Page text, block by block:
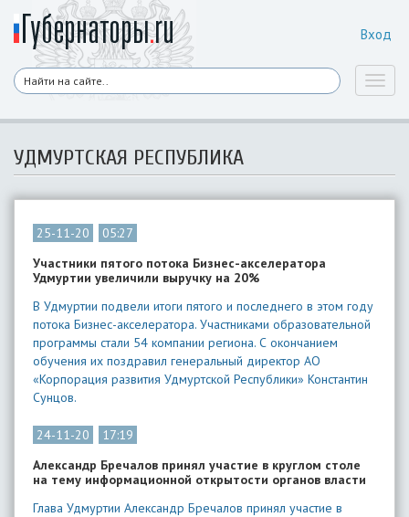
Вход
УДМУРТСКАЯ РЕСПУБЛИКА
25-11-20
05:27
Участники пятого потока Бизнес-акселератора
Удмуртии увеличили выручку на 20%
В Удмуртии подвели итоги пятого и последнего в этом году
потока Бизнес-акселератора. Участниками образовательной
программы стали 54 компании региона. С окончанием
обучения их поздравил генеральный директор АО
«Корпорация развития Удмуртской Республики» Константин
Сунцов.
24-11-20
17:19
Александр Бречалов принял участие в круглом столе
на тему информационной открытости органов власти
Глава Удмуртии Александр Бречалов принял участие в